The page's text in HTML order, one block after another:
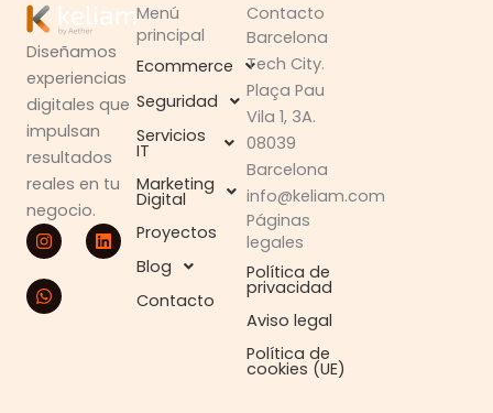
Diseñamos
experiencias
digitales que
impulsan
resultados
reales en tu
negocio.
I
n
s
t
a
g
L
i
n
W
h
a
t
s
a
Menú
principal
Ecommerce
Seguridad
Servicios
IT
Marketing
Digital
Proyectos
Blog
Contacto
Contacto
Barcelona
Tech City.
Plaça Pau
Vila 1, 3A.
08039
Barcelona
info@keliam.com
Páginas
legales
Política de
privacidad
Aviso legal
Política de
cookies (UE)